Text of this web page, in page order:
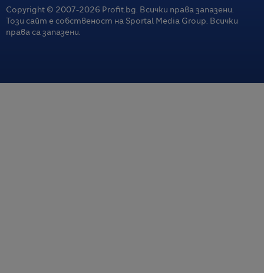
Copyright © 2007-2026 Profit.bg. Всички права запазени.
Този сайт е собственост на Sportal Media Group. Всички
права са запазени.